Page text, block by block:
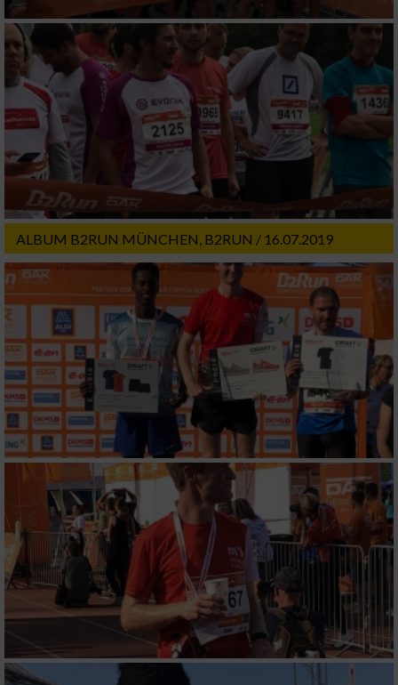
ALBUM B2RUN MÜNCHEN, B2RUN / 16.07.2019